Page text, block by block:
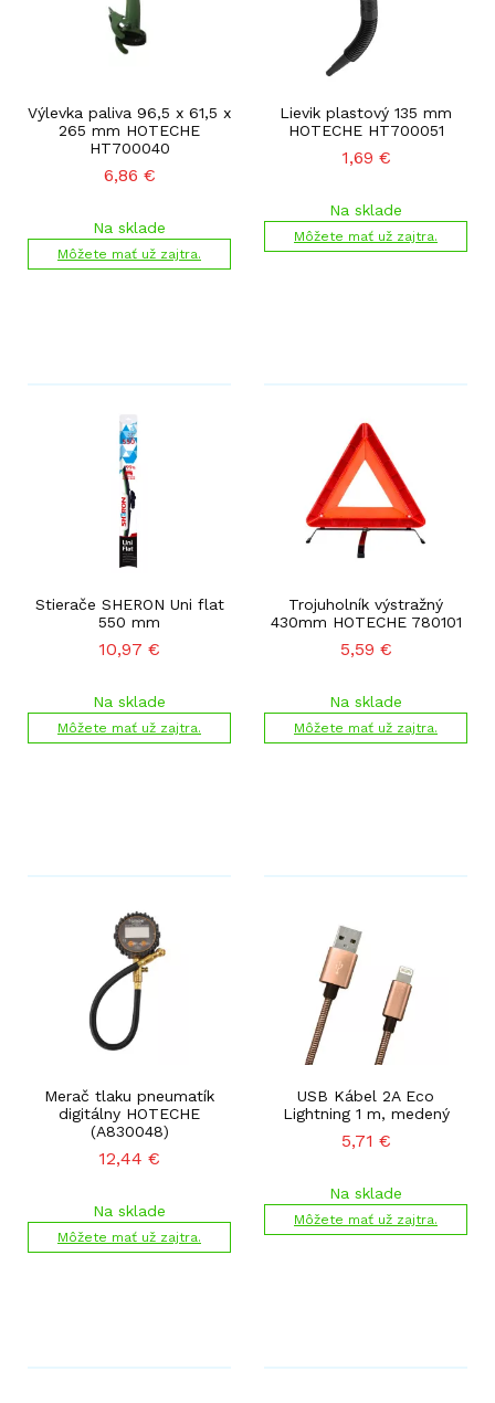
Výlevka paliva 96,5 x 61,5 x
265 mm HOTECHE
HT700040
6,86 €
Na sklade
Môžete mať už zajtra.
Lievik plastový 135 mm
HOTECHE HT700051
1,69 €
Na sklade
Môžete mať už zajtra.
Stierače SHERON Uni flat
550 mm
10,97 €
Na sklade
Môžete mať už zajtra.
Trojuholník výstražný
430mm HOTECHE 780101
5,59 €
Na sklade
Môžete mať už zajtra.
Merač tlaku pneumatík
digitálny HOTECHE
(A830048)
12,44 €
Na sklade
Môžete mať už zajtra.
USB Kábel 2A Eco
Lightning 1 m, medený
5,71 €
Na sklade
Môžete mať už zajtra.